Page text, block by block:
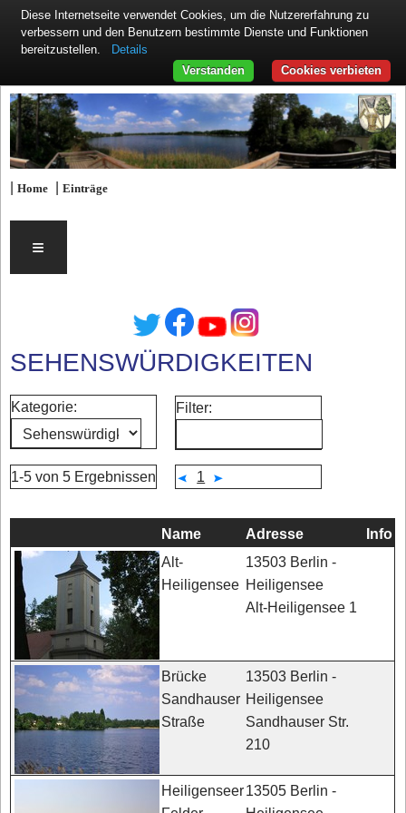
|Home |Einträge
≡
SEHENSWÜRDIGKEITEN
Kategorie: Filter:
1-5 von 5 Ergebnissen 1
Name Adresse Info
Alt-
Heiligensee
13503 Berlin -
Heiligensee
Alt-Heiligensee 1
Brücke
Sandhauser
Straße
13503 Berlin -
Heiligensee
Sandhauser Str.
210
Heiligenseer13505 Berlin -
Diese Internetseite verwendet Cookies, um die Nutzererfahrung zu
verbessern und den Benutzern bestimmte Dienste und Funktionen
bereitzustellen.
Details
Cookies verbieten
Verstanden